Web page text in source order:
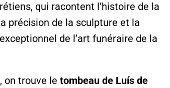
qui racontent l’histoire de la
précision de la sculpture et la
de l’art funéraire de la
on trouve letombeau de Luís de